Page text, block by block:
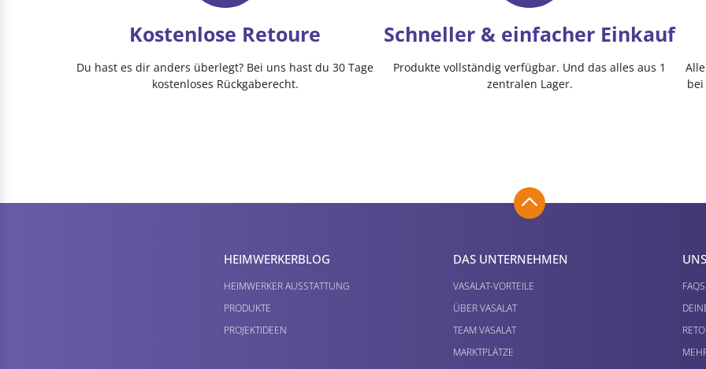
Kostenlose Retoure
Du hast es dir anders überlegt? Bei uns hast du 30 Tage
kostenloses Rückgaberecht.
Schneller & einfacher Einkauf
Produkte vollständig verfügbar. Und das alles aus 1
zentralen Lager.
HEIMWERKER­BLOG
HEIMWERKER AUSSTATTUNG
PRODUKTE
PROJEKTIDEEN
DAS UNTERNEHMEN
VASALAT-VORTEILE
ÜBER VASALAT
TEAM VASALAT
MARKTPLÄTZE
FAQS